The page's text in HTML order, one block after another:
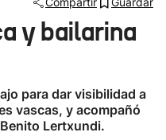
y bailarina
para dar visibilidad a
vascas, y acompañó
Lertxundi.